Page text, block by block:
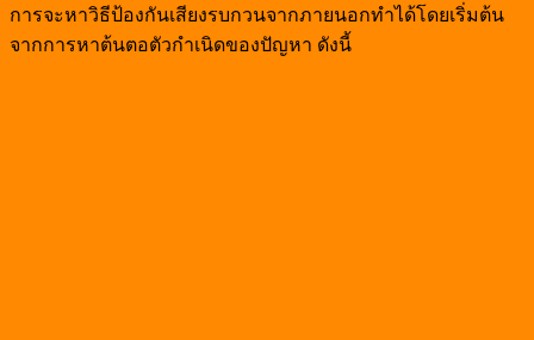
การจะหาวิธีป้องกันเสียงรบกวนจากภายนอกทำได้โดยเริ่มต้น
จากการหาต้นตอตัวกำเนิดของปัญหา ดังนี้